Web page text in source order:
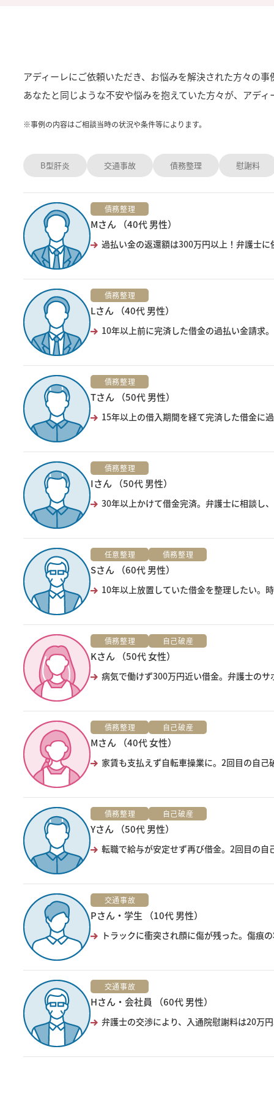
アディーレにご依頼いただき、お悩みを解決された方々の
あなたと同じような不安や悩みを抱えていた方々が、アデ
※事例の内容はご相談当時の状況や条件等によります。
B型肝炎 交通事故 債務整理 慰謝料
債務整理
Mさん （40代 男性）
過払い金の返還額は300万円以上！弁護士
債務整理
Lさん （40代 男性）
10年以上前に完済した借金の過払い金請求
債務整理
Tさん （50代 男性）
15年以上の借入期間を経て完済した借金に
債務整理
Iさん （50代 男性）
30年以上かけて借金完済。弁護士に相談し
任意整理 債務整理
Sさん （60代 男性）
10年以上放置していた借金を整理したい。
債務整理 自己破産
Kさん （50代 女性）
病気で働けず300万円近い借金。弁護士の
債務整理 自己破産
Mさん （40代 女性）
家賃も支払えず自転車操業に。2回目の自
債務整理 自己破産
Yさん （50代 男性）
転職で給与が安定せず再び借金。2回目の
交通事故
Pさん・学生 （10代 男性）
トラックに衝突され顔に傷が残った。傷痕
交通事故
Hさん・会社員 （60代 男性）
弁護士の交渉により、入通院慰謝料は20万